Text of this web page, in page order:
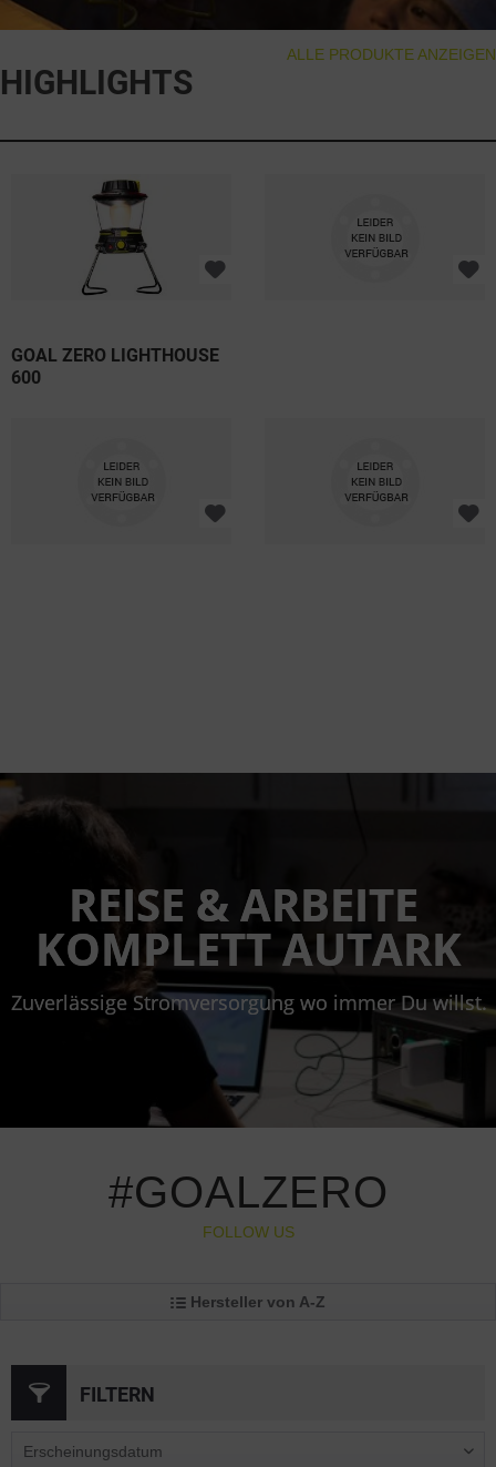
BELEUCHTUNG
einsetzbar.
GOAL ZERO LIGHTHOUSE
600
HIGHLIGHTS
ALLE PRODUKTE ANZEIGEN
REISE & ARBEITE
KOMPLETT AUTARK
Zuverlässige Stromversorgung wo immer Du willst.
#GOALZERO
FOLLOW US
Hersteller von A-Z
FILTERN